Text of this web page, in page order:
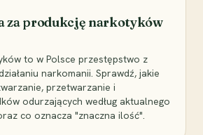
za produkcję narkotyków
to w Polsce przestępstwo z
narkomanii. Sprawdź, jakie
przetwarzanie i
odurzających według aktualnego
co oznacza "znaczna ilość".